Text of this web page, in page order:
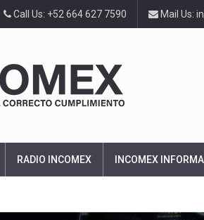
Call Us: +52 664 627 7590 Mail Us:
RADIO INCOMEX INCOMEX INFORMA